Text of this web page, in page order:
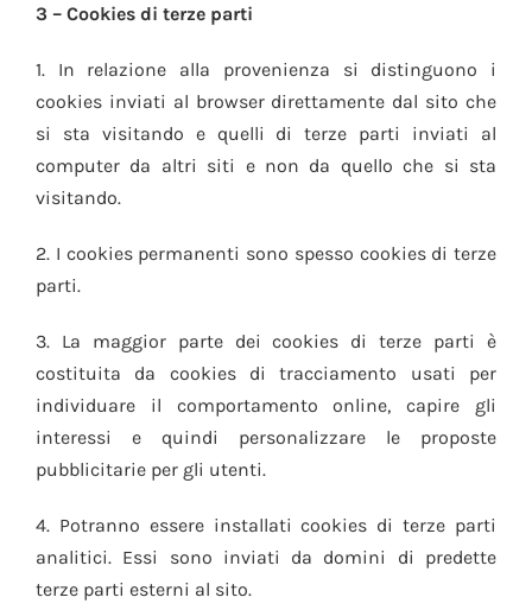
3 – Cookies di terze parti
1. In relazione alla provenienza si distinguono i
cookies inviati al browser direttamente dal sito che
si sta visitando e quelli di terze parti inviati al
computer da altri siti e non da quello che si sta
visitando.
2. I cookies permanenti sono spesso cookies di terze
parti.
3. La maggior parte dei cookies di terze parti è
costituita da cookies di tracciamento usati per
individuare il comportamento online, capire gli
interessi e quindi personalizzare le proposte
pubblicitarie per gli utenti.
4. Potranno essere installati cookies di terze parti
analitici. Essi sono inviati da domini di predette
terze parti esterni al sito.